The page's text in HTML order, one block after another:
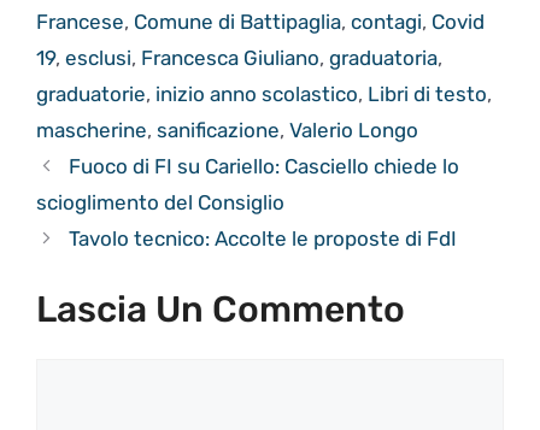
Francese, Comune di Battipaglia, contagi, Covid
19, esclusi, Francesca Giuliano, graduatoria,
graduatorie, inizio anno scolastico, Libri di testo,
mascherine, sanificazione, Valerio Longo
Fuoco di FI su Cariello: Casciello chiede lo
scioglimento del Consiglio
Tavolo tecnico: Accolte le proposte di FdI
Lascia Un Commento